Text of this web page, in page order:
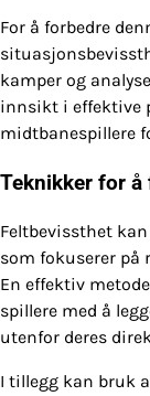
For å forbedre
kamper og
innsikt i effektive
midtbanespillere
Teknikker for
Feltbevissthet
som fokuserer
En effektiv
spillere med å
utenfor deres
I tillegg kan bruk